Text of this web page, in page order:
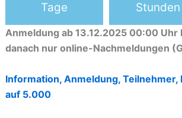
Tage Stunden
Anmeldung ab 13.12.2025 00:00
danach nur online-Nachmeldungen
Information, Anmeldung,
auf 5.000